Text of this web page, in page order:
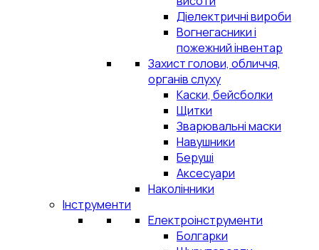
Діелектричні вироби
Вогнегасники і
пожежний інвентар
Захист голови, обличчя,
органів слуху
Каски, бейсболки
Щитки
Зварювальні маски
Навушники
Беруші
Аксесуари
Наколінники
Інструменти
Електроінструменти
Болгарки